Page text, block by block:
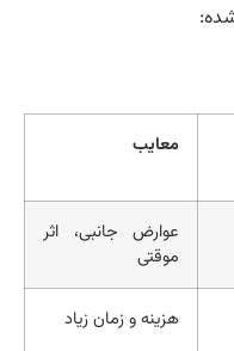
معایب
عوارض جانبی، اثر
موقتی
هزینه و زمان زیاد